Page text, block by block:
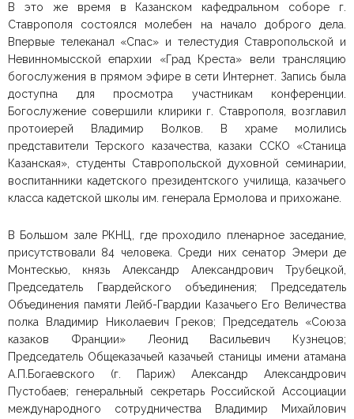
В это же время в Казанском кафедральном соборе г.
Ставрополя состоялся молебен на начало доброго дела.
Впервые телеканал «Спас» и телестудия Ставропольской и
Невинномысской епархии «Град Креста» вели трансляцию
богослужения в прямом эфире в сети Интернет. Запись была
доступна для просмотра участникам конференции.
Богослужение совершили клирики г. Ставрополя, возглавил
протоиерей Владимир Волков. В храме молились
представители Терского казачества, казаки ССКО «Станица
Казанская», студенты Ставропольской духовной семинарии,
воспитанники кадетского президентского училища, казачьего
класса кадетской школы им. генерала Ермолова и прихожане.
В Большом зале РКНЦ, где проходило пленарное заседание,
присутствовали 84 человека. Среди них сенатор Эмери де
Монтескью, князь Александр Александрович Трубецкой,
Председатель Гвардейского объединения; Председатель
Объединения памяти Лейб-Гвардии Казачьего Его Величества
полка Владимир Николаевич Греков; Председатель «Союза
казаков Франции» Леонид Васильевич Кузнецов;
Председатель Общеказачьей казачьей станицы имени атамана
А.П.Богаевского (г. Париж) Александр Александрович
Пустобаев; генеральный секретарь Российской Ассоциации
международного сотрудничества Владимир Михайлович